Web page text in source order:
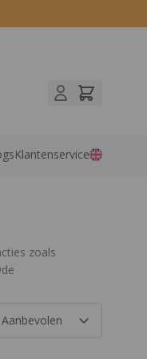
Klantenservice
zoals
vakken